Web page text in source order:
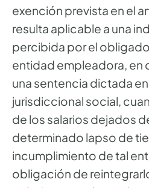
exención prevista en el
resulta aplicable a una
percibida por el
entidad empleadora, en
una sentencia dictada
jurisdiccional social,
de los salarios dejados
determinado lapso de
incumplimiento de tal
obligación de